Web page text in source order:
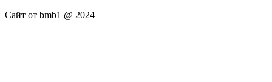
Сайт от bmb1 @ 2024